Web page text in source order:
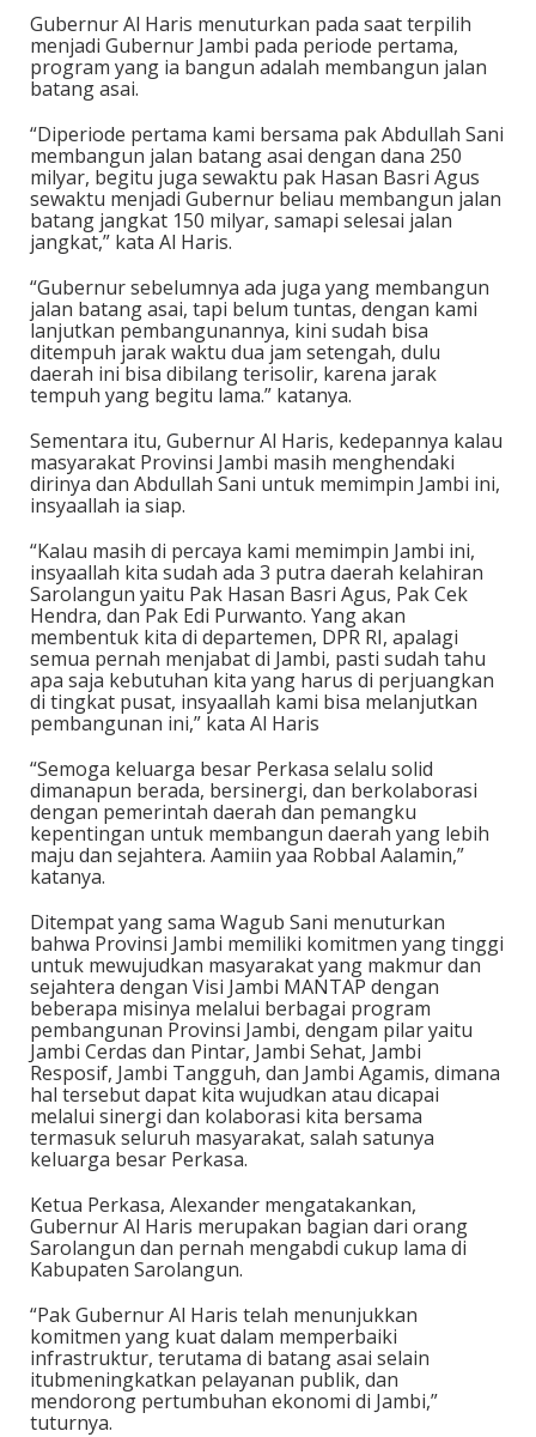
Gubernur Al Haris menuturkan pada saat terpilih
menjadi Gubernur Jambi pada periode pertama,
program yang ia bangun adalah membangun jalan
batang asai.
“Diperiode pertama kami bersama pak Abdullah Sani
membangun jalan batang asai dengan dana 250
milyar, begitu juga sewaktu pak Hasan Basri Agus
sewaktu menjadi Gubernur beliau membangun jalan
batang jangkat 150 milyar, samapi selesai jalan
jangkat,” kata Al Haris.
“Gubernur sebelumnya ada juga yang membangun
jalan batang asai, tapi belum tuntas, dengan kami
lanjutkan pembangunannya, kini sudah bisa
ditempuh jarak waktu dua jam setengah, dulu
daerah ini bisa dibilang terisolir, karena jarak
tempuh yang begitu lama.” katanya.
Sementara itu, Gubernur Al Haris, kedepannya kalau
masyarakat Provinsi Jambi masih menghendaki
dirinya dan Abdullah Sani untuk memimpin Jambi ini,
insyaallah ia siap.
“Kalau masih di percaya kami memimpin Jambi ini,
insyaallah kita sudah ada 3 putra daerah kelahiran
Sarolangun yaitu Pak Hasan Basri Agus, Pak Cek
Hendra, dan Pak Edi Purwanto. Yang akan
membentuk kita di departemen, DPR RI, apalagi
semua pernah menjabat di Jambi, pasti sudah tahu
apa saja kebutuhan kita yang harus di perjuangkan
di tingkat pusat, insyaallah kami bisa melanjutkan
pembangunan ini,” kata Al Haris
“Semoga keluarga besar Perkasa selalu solid
dimanapun berada, bersinergi, dan berkolaborasi
dengan pemerintah daerah dan pemangku
kepentingan untuk membangun daerah yang lebih
maju dan sejahtera. Aamiin yaa Robbal Aalamin,”
katanya.
Ditempat yang sama Wagub Sani menuturkan
bahwa Provinsi Jambi memiliki komitmen yang tinggi
untuk mewujudkan masyarakat yang makmur dan
sejahtera dengan Visi Jambi MANTAP dengan
beberapa misinya melalui berbagai program
pembangunan Provinsi Jambi, dengam pilar yaitu
Jambi Cerdas dan Pintar, Jambi Sehat, Jambi
Resposif, Jambi Tangguh, dan Jambi Agamis, dimana
hal tersebut dapat kita wujudkan atau dicapai
melalui sinergi dan kolaborasi kita bersama
termasuk seluruh masyarakat, salah satunya
keluarga besar Perkasa.
Ketua Perkasa, Alexander mengatakankan,
Gubernur Al Haris merupakan bagian dari orang
Sarolangun dan pernah mengabdi cukup lama di
Kabupaten Sarolangun.
“Pak Gubernur Al Haris telah menunjukkan
komitmen yang kuat dalam memperbaiki
infrastruktur, terutama di batang asai selain
itubmeningkatkan pelayanan publik, dan
mendorong pertumbuhan ekonomi di Jambi,”
tuturnya.